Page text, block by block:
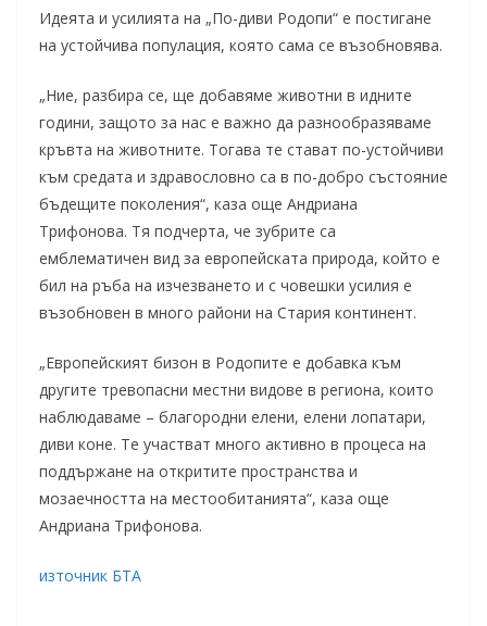
Идеята и усилията на „По-диви Родопи“ е постигане
на устойчива популация, която сама се възобновява.
„Ние, разбира се, ще добавяме животни в идните
години, защото за нас е важно да разнообразяваме
кръвта на животните. Тогава те стават по-устойчиви
към средата и здравословно са в по-добро състояние
бъдещите поколения“, каза още Андриана
Трифонова. Тя подчерта, че зубрите са
емблематичен вид за европейската природа, който е
бил на ръба на изчезването и с човешки усилия е
възобновен в много райони на Стария континент.
„Европейският бизон в Родопите е добавка към
другите тревопасни местни видове в региона, които
наблюдаваме – благородни елени, елени лопатари,
диви коне. Те участват много активно в процеса на
поддържане на откритите пространства и
мозаечността на местообитанията“, каза още
Андриана Трифонова.
източник БТА